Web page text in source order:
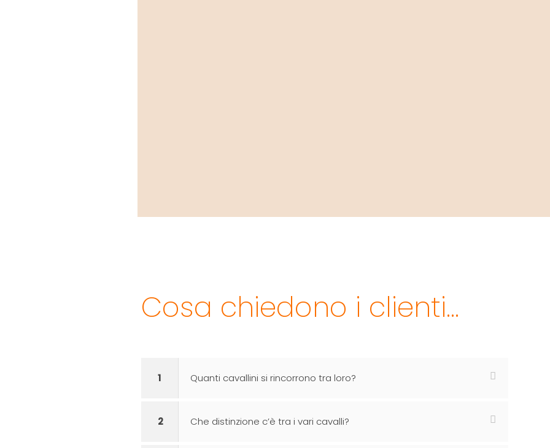
Cosa chiedono i clienti...
1 Quanti cavallini si rincorrono tra loro?
2 Che distinzione c’è tra i vari cavalli?